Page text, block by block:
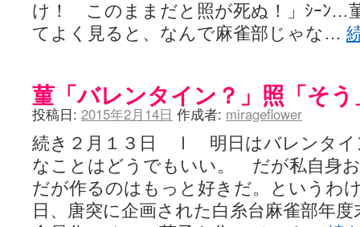
け！ このままだと照が死ぬ！」ｼｰﾝ…
てよく見ると、なんで麻雀部じゃな…
菫「バレンタイン？」照「そ
投稿日: 2015年2月14日 作成者: mirageflower
続き２月１３日 Ⅰ 明日はバレンタ
なことはどうでもいい。 だが私自身
だが作るのはもっと好きだ。というわ
日、唐突に企画された白糸台麻雀部年